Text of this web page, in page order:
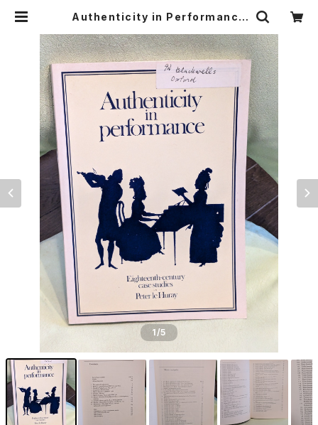
Authenticity in Performance
STUDIES【著者：PETER LE HURA
Y】出版社：CANBRIGE UNIVERSI
TY PRESS 1990年 | Birds' Tale
Collective
1/5